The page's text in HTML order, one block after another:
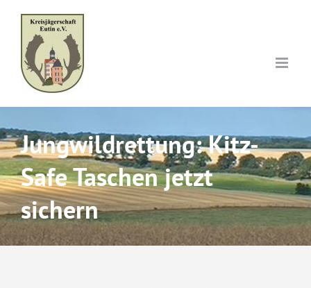
content
Jungwildrettung: Kitz-
Safe Taschen jetzt
sichern